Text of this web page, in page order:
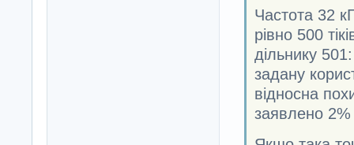
Частота 32
рівно 500
дільнику
задану
відносна
заявлено